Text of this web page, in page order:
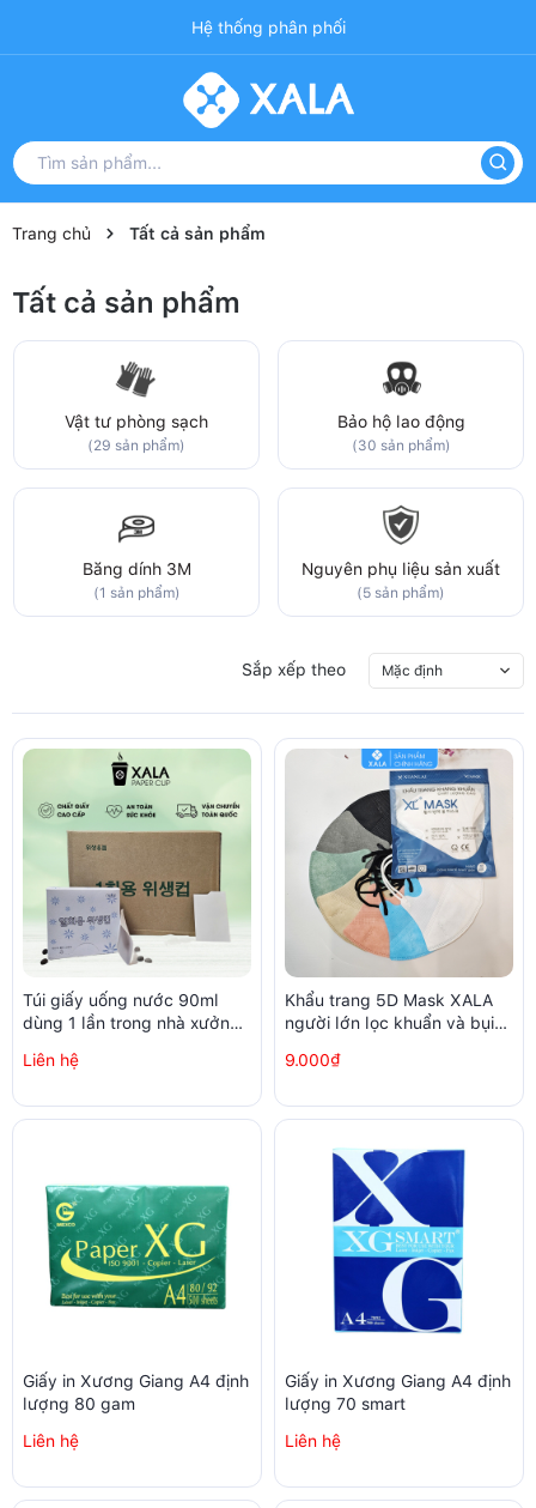
Hệ thống phân phối
Trang chủ Tất cả sản phẩm
Tất cả sản phẩm
Vật tư phòng sạch
(29 sản phẩm)
Bảo hộ lao động
(30 sản phẩm)
Băng dính 3M
(1 sản phẩm)
Nguyên phụ liệu sản xuất
(5 sản phẩm)
Sắp xếp theo Mặc định
Túi giấy uống nước 90ml
dùng 1 lần trong nhà xưởng,
hộp)
Liên hệ
Khẩu trang 5D Mask XALA
người lớn lọc khuẩn và bụi
9.000₫
Giấy in Xương Giang A4 định
lượng 80 gam
Liên hệ
Giấy in Xương Giang A4 định
lượng 70 smart
Liên hệ